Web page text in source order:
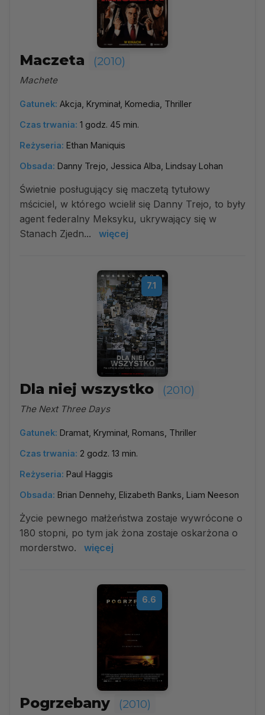
Maczeta (2010)
Machete
Gatunek: Akcja, Kryminał, Komedia, Thriller
Czas trwania: 1 godz. 45 min.
Reżyseria: Ethan Maniquis
Obsada: Danny Trejo, Jessica Alba, Lindsay Lohan
Świetnie posługujący się maczetą tytułowy
mściciel, w którego wcielił się Danny Trejo, to były
agent federalny Meksyku, ukrywający się w
Stanach Zjedn...
więcej
7.1
Dla niej wszystko (2010)
The Next Three Days
Gatunek: Dramat, Kryminał, Romans, Thriller
Czas trwania: 2 godz. 13 min.
Reżyseria: Paul Haggis
Obsada: Brian Dennehy, Elizabeth Banks, Liam Neeson
Życie pewnego małżeństwa zostaje wywrócone o
180 stopni, po tym jak żona zostaje oskarżona o
morderstwo.
więcej
6.6
Pogrzebany (2010)